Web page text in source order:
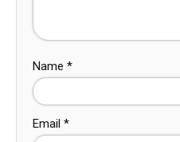
Name *
Email *